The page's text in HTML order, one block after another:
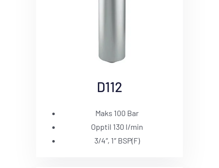
D112
Maks 100 Bar
Opptil 130 l/min
3/4″, 1″ BSP(F)